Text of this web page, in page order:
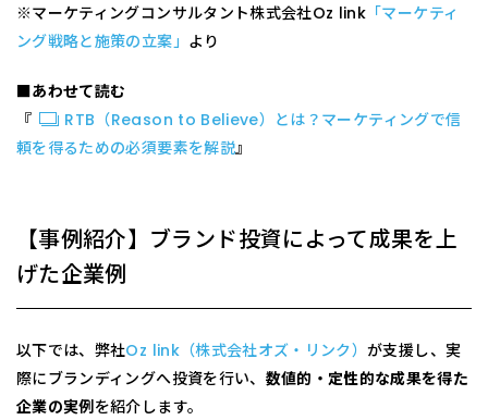
※マーケティングコンサルタント株式会社Oz link 「マーケティ
ング戦略と施策の立案」 より
■あわせて読む
『
RTB（Reason to Believe）とは？マーケティングで信
頼を得るための必須要素を解説』
【事例紹介】ブランド投資によって成果を上
げた企業例
以下では、弊社Oz link（株式会社オズ・リンク）が支援し、実
際にブランディングへ投資を行い、 数値的・定性的な成果を得た
企業の実例を紹介します。